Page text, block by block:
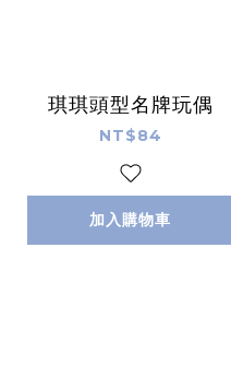
琪琪頭型名牌玩偶
NT$84
加入購物車